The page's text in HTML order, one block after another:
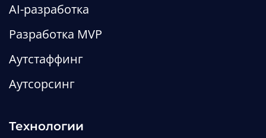
AI-разработка
Разработка MVP
Аутстаффинг
Аутсорсинг
Технологии